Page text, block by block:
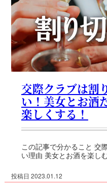
交際クラブは割
い！美女とお酒
楽しくする！
この記事で分かること 交
い理由 美女とお酒を楽し
投稿日 2023.01.12